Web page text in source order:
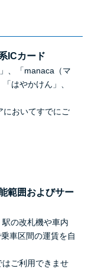
ICカード
、「manaca（マ
はやかけん」、
おいてすでにご
範囲およびサー
の改札機や車内
車区間の運賃を自
ご利用できませ